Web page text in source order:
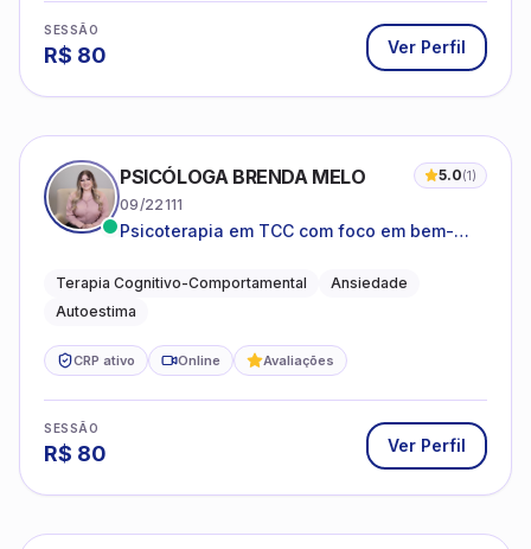
SESSÃO
R$ 80 Ver Perfil
PSICÓLOGA BRENDA MELO 5.0(1)
09/22111
Psicoterapia em TCC com foco em bem-
o cotidiano
Terapia Cognitivo-Comportamental
Ansiedade
Autoestima
CRP ativo Online Avaliações
SESSÃO
R$ 80 Ver Perfil